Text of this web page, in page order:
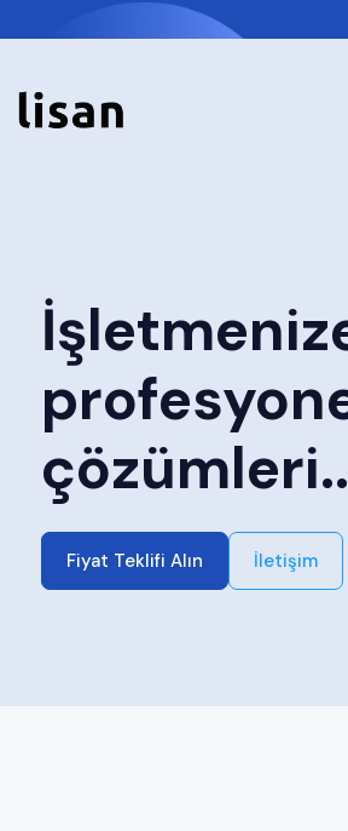
Fiyat Teklifi Alın İletişim